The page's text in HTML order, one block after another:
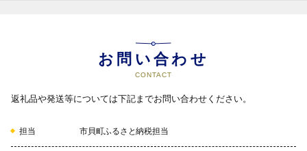
(5)教育文化振興に寄与する事業
お問い合わせ
CONTACT
返礼品や発送等については下記までお問い合わせください。
担当 市貝町ふるさと納税担当